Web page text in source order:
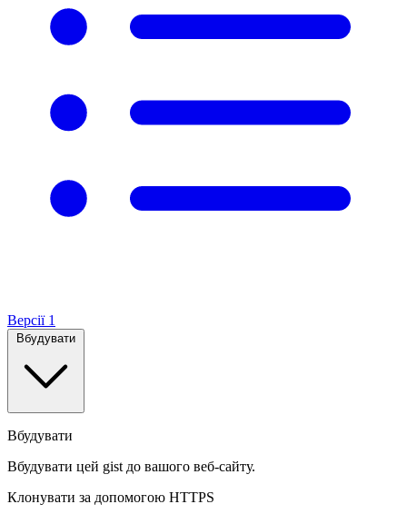
Версії 1
Вбудувати
Вбудувати
Вбудувати цей gist до вашого веб-сайту.
Клонувати за допомогою HTTPS